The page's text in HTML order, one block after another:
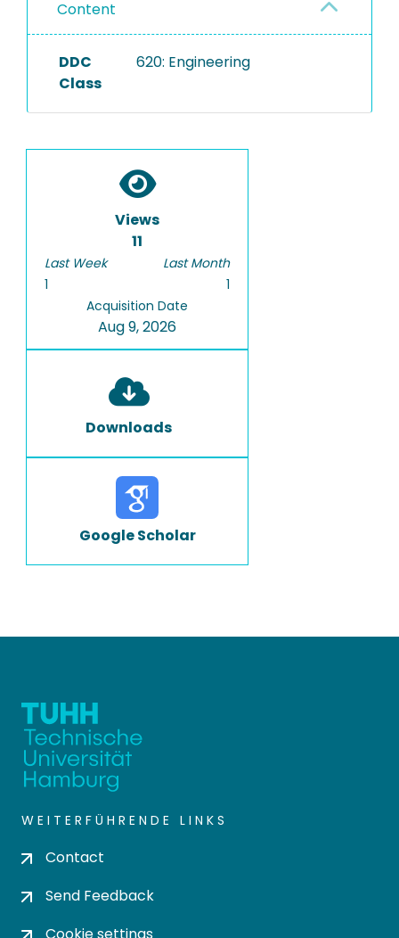
Content
DDC
Class
620: Engineering
Views
11
Last Week
1
Last Month
1
Acquisition Date
Aug 9, 2026
Downloads
Google Scholar
WEITERFÜHRENDE LINKS
Contact
Send Feedback